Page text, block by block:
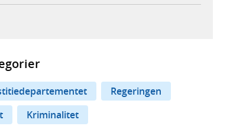
extern webbplats,
din e-postklient,
Regeringen
Kriminalitet